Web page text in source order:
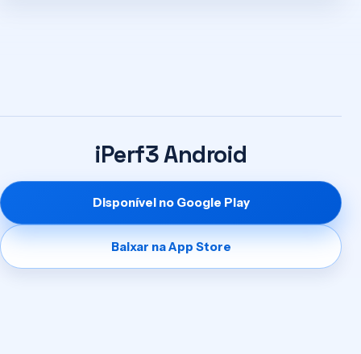
iPerf3 Android
Disponível no Google Play
Baixar na App Store